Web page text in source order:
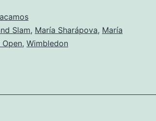
Slam, María Sharápova, María
Open, Wimbledon